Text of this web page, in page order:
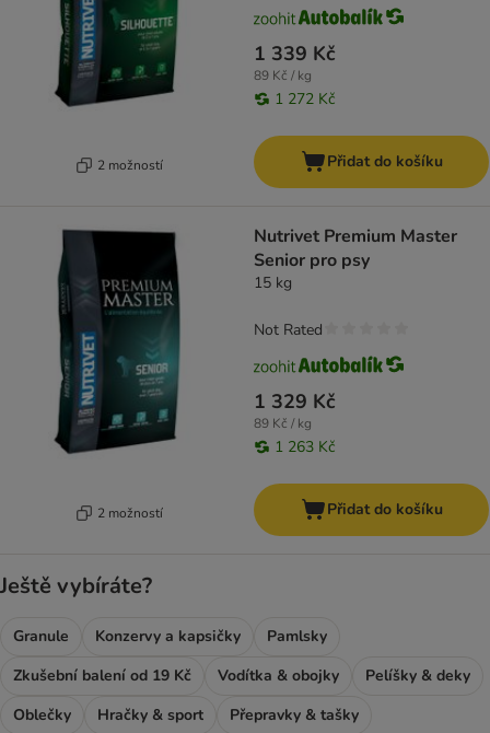
2 možností
1 339 Kč
89 Kč / kg
1 272 Kč
Přidat do košíku
2 možností
Nutrivet Premium Master
Senior pro psy
15 kg
1 329 Kč
89 Kč / kg
1 263 Kč
Not Rated
Přidat do košíku
Ještě vybíráte?
Granule Konzervy a kapsičky
Pamlsky
Zkušební balení od 19 Kč
Vodítka & obojky
Pelíšky & deky
Oblečky
Hračky & sport
Přepravky & tašky